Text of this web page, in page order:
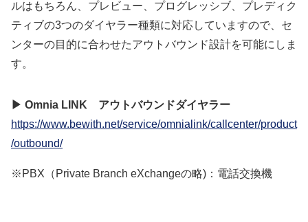
ルはもちろん、プレビュー、プログレッシブ、プレディク
ティブの3つのダイヤラー種類に対応していますので、セ
ンターの目的に合わせたアウトバウンド設計を可能にしま
す。
▶ Omnia LINK アウトバウンドダイヤラー
https://www.bewith.net/service/omnialink/callcenter/product
/outbound/
※PBX（Private Branch eXchangeの略)：電話交換機